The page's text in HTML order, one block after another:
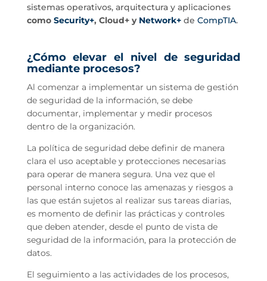
sistemas operativos, arquitectura y aplicaciones
como Security+, Cloud+ y Network+ de CompTIA.
¿Cómo elevar el nivel de seguridad
mediante procesos?
Al comenzar a implementar un sistema de gestión
de seguridad de la información, se debe
documentar, implementar y medir procesos
dentro de la organización.
La política de seguridad debe definir de manera
clara el uso aceptable y protecciones necesarias
para operar de manera segura. Una vez que el
personal interno conoce las amenazas y riesgos a
las que están sujetos al realizar sus tareas diarias,
es momento de definir las prácticas y controles
que deben atender, desde el punto de vista de
seguridad de la información, para la protección de
datos.
El seguimiento a las actividades de los procesos,